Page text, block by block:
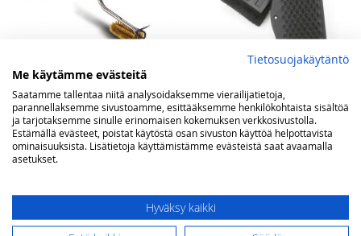
Napoleon Super WAVE
puhdistusharja
Tarjoushinta
5,00 €Norm. 25,00 €
Napoleon PRO harjan
vaihtopää
Tarjoushinta
5,00 € 15,00 €
Tietosuojakäytäntö
Me käytämme evästeitä
Saatamme tallentaa niitä analysoidaksemme vierailijatietoja,
parannellaksemme sivustoamme, esittääksemme henkilökohtaista sisältöä
ja tarjotaksemme sinulle erinomaisen kokemuksen verkkosivustolla.
Estämällä evästeet, poistat käytöstä osan sivuston käyttöä helpottavista
ominaisuuksista. Lisätietoja käyttämistämme evästeistä saat avaamalla
asetukset.
Hyväksy kaikki